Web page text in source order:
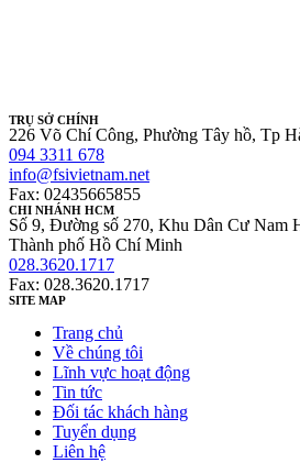
TRỤ SỞ CHÍNH
226 Võ Chí Công, Phường Tây hồ, Tp
094 3311 678
info@fsivietnam.net
Fax: 02435665855
CHI NHÁNH HCM
Số 9, Đường số 270, Khu Dân Cư Nam
Thành phố Hồ Chí Minh
028.3620.1717
Fax: 028.3620.1717
SITE MAP
Trang chủ
Về chúng tôi
Lĩnh vực hoạt động
Tin tức
Đối tác khách hàng
Tuyển dụng
Liên hệ